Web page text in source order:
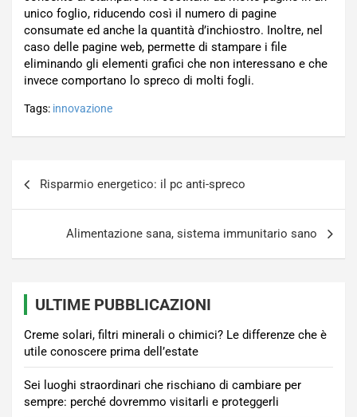
unico foglio, riducendo così il numero di pagine
consumate ed anche la quantità d’inchiostro. Inoltre, nel
caso delle pagine web, permette di stampare i file
eliminando gli elementi grafici che non interessano e che
invece comportano lo spreco di molti fogli.
Tags: innovazione
articoli
Risparmio energetico: il pc anti-spreco
Alimentazione sana, sistema immunitario sano
ULTIME PUBBLICAZIONI
Creme solari, filtri minerali o chimici? Le differenze che è
utile conoscere prima dell’estate
Sei luoghi straordinari che rischiano di cambiare per
sempre: perché dovremmo visitarli e proteggerli